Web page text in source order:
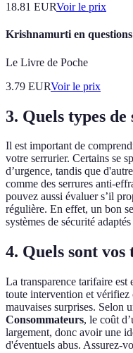
18.81 EURVoir le prix
Krishnamurti en
Le Livre de Poche
3.79 EURVoir le prix
3. Quels types de
Il est important de
votre serrurier. Certains se
d’urgence, tandis que
comme des serrures anti-
pouvez aussi évaluer s’il
régulière. En effet, un bon
systèmes de sécurité
4. Quels sont vos
La transparence tarifaire est
toute intervention et
mauvaises surprises. Selon
Consommateurs, le coût
largement, donc avoir une
d'éventuels abus. Assurez-